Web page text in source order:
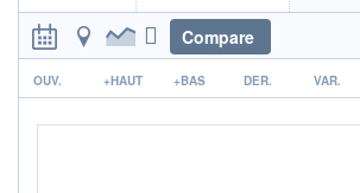
FONDS PARTENAIRES
TARIFS PRIVILÉGIÉS 0%
ÉLIGIBILITÉ
CTO BUSINESS
Compare
r
OUV. +HAUT +BAS DER. VAR.